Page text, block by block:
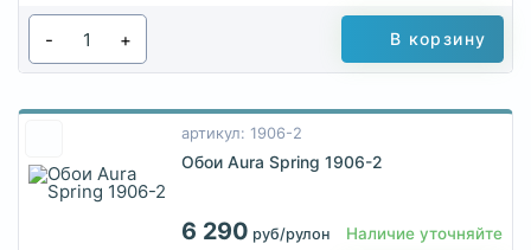
- + В корзину
артикул: 1906-2
Обои Aura Spring 1906-2
6 290 руб/рулон Наличие уточняйте